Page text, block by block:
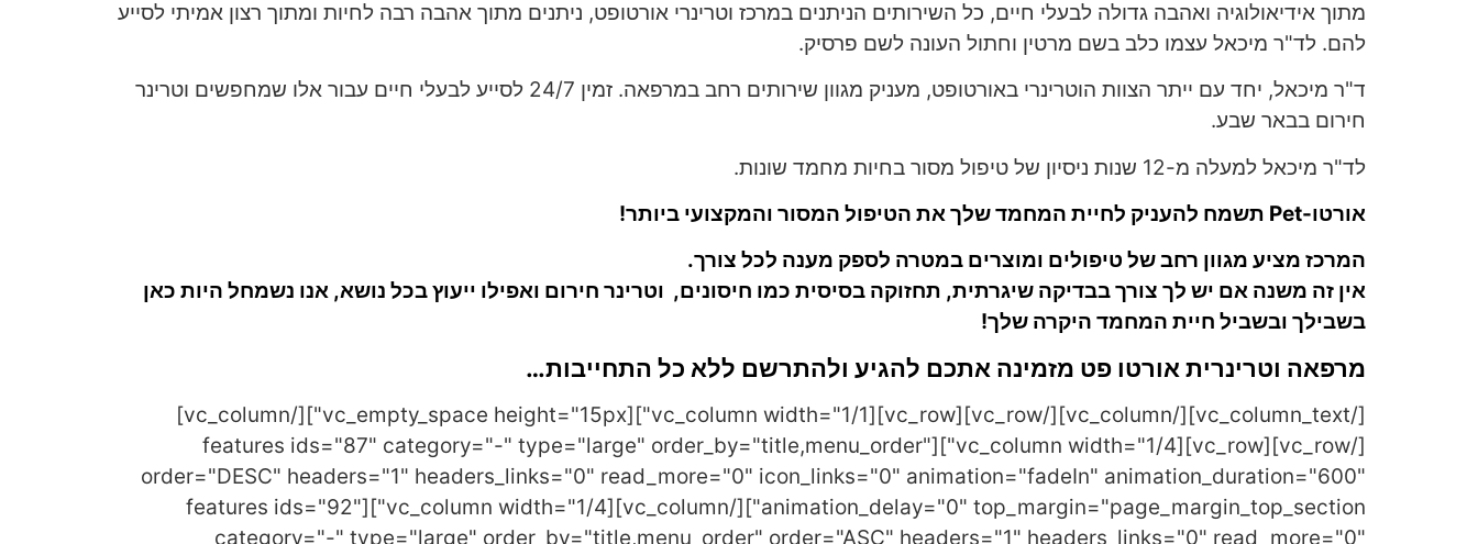
מתוך אידיאולוגיה ואהבה גדולה לבעלי חיים, כל השירותים הניתנים במרכז וטרינרי אורטופט, ניתנים מתוך אהבה רבה לחיות ומתוך רצון אמיתי לסייע
להם. לד"ר מיכאל עצמו כלב בשם מרטין וחתול העונה לשם פרסיק.
ד"ר מיכאל, יחד עם ייתר הצוות הוטרינרי באורטופט, מעניק מגוון שירותים רחב במרפאה. זמין 24/7 לסייע לבעלי חיים עבור אלו שמחפשים וטרינר
חירום בבאר שבע.
לד"ר מיכאל למעלה מ-12 שנות ניסיון של טיפול מסור בחיות מחמד שונות.
אורטו-Pet תשמח להעניק לחיית המחמד שלך את הטיפול המסור והמקצועי ביותר!
המרכז מציע מגוון רחב של טיפולים ומוצרים במטרה לספק מענה לכל צורך.
אין זה משנה אם יש לך צורך בבדיקה שיגרתית, תחזוקה בסיסית כמו חיסונים, וטרינר חירום ואפילו ייעוץ בכל נושא, אנו נשמחל היות כאן
בשבילך ובשביל חיית המחמד היקרה שלך!
מרפאה וטרינרית אורטו פט מזמינה אתכם להגיע ולהתרשם ללא כל התחייבות…
[/vc_column_text][/vc_column][/vc_row][vc_row][vc_column width="1/1"][vc_empty_space height="15px"][/vc_column]
[/vc_row][vc_row][vc_column width="1/4"][features ids="87" category="-" type="large" order_by="title,menu_order"
order="DESC" headers="1" headers_links="0" read_more="0" icon_links="0" animation="fadeIn" animation_duration="600"
animation_delay="0" top_margin="page_margin_top_section"][/vc_column][vc_column width="1/4"][features ids="92"
category="-" type="large" order_by="title,menu_order" order="ASC" headers="1" headers_links="0" read_more="0"